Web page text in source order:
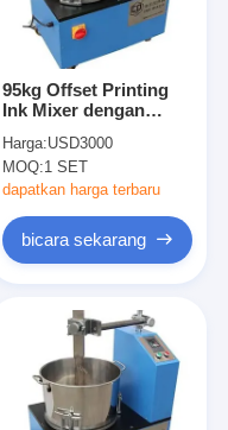
95kg Offset Printing
Ink Mixer dengan
580*460*900mm
Harga:USD3000
MOQ:1 SET
dapatkan harga terbaru
bicara sekarang